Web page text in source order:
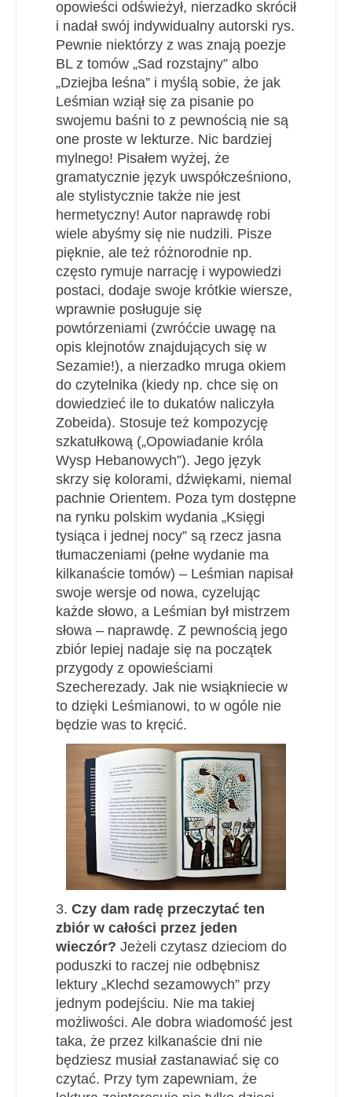
opowieści odświeżył, nierzadko skrócił
i nadał swój indywidualny autorski rys.
Pewnie niektórzy z was znają poezje
BL z tomów „Sad rozstajny” albo
„Dziejba leśna” i myślą sobie, że jak
Leśmian wziął się za pisanie po
swojemu baśni to z pewnością nie są
one proste w lekturze. Nic bardziej
mylnego! Pisałem wyżej, że
gramatycznie język uwspółcześniono,
ale stylistycznie także nie jest
hermetyczny! Autor naprawdę robi
wiele abyśmy się nie nudzili. Pisze
pięknie, ale też różnorodnie np.
często rymuje narrację i wypowiedzi
postaci, dodaje swoje krótkie wiersze,
wprawnie posługuje się
powtórzeniami (zwróćcie uwagę na
opis klejnotów znajdujących się w
Sezamie!), a nierzadko mruga okiem
do czytelnika (kiedy np. chce się on
dowiedzieć ile to dukatów naliczyła
Zobeida). Stosuje też kompozycję
szkatułkową („Opowiadanie króla
Wysp Hebanowych”). Jego język
skrzy się kolorami, dźwiękami, niemal
pachnie Orientem. Poza tym dostępne
na rynku polskim wydania „Księgi
tysiąca i jednej nocy” są rzecz jasna
tłumaczeniami (pełne wydanie ma
kilkanaście tomów) – Leśmian napisał
swoje wersje od nowa, cyzelując
każde słowo, a Leśmian był mistrzem
słowa – naprawdę. Z pewnością jego
zbiór lepiej nadaje się na początek
przygody z opowieściami
Szecherezady. Jak nie wsiąkniecie w
to dzięki Leśmianowi, to w ogóle nie
będzie was to kręcić.
3. Czy dam radę przeczytać ten
zbiór w całości przez jeden
wieczór? Jeżeli czytasz dzieciom do
poduszki to raczej nie odbębnisz
lektury „Klechd sezamowych” przy
jednym podejściu. Nie ma takiej
możliwości. Ale dobra wiadomość jest
taka, że przez kilkanaście dni nie
będziesz musiał zastanawiać się co
czytać. Przy tym zapewniam, że